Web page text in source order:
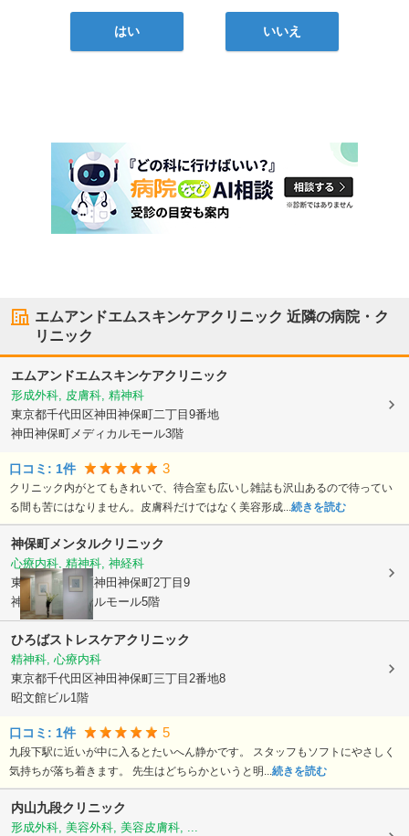
はい いいえ
エムアンドエムスキンケアクリニック 近隣の病院・ク
リニック
エムアンドエムスキンケアクリニック
形成外科, 皮膚科, 精神科
東京都千代田区神田神保町二丁目9番地
神田神保町メディカルモール3階
口コミ: 1件 3
クリニック内がとてもきれいで、待合室も広いし雑誌も沢山あるので待ってい
る間も苦にはなりません。皮膚科だけではなく美容形成...続きを読む
神保町メンタルクリニック
心療内科, 精神科, 神経科
東京都千代田区 神田神保町2丁目9
神保町メディカルモール5階
ひろばストレスケアクリニック
精神科, 心療内科
東京都千代田区神田神保町三丁目2番地8
昭文館ビル1階
口コミ: 1件 5
九段下駅に近いが中に入るとたいへん静かです。 スタッフもソフトにやさしく
気持ちが落ち着きます。 先生はどちらかというと明...続きを読む
内山九段クリニック
形成外科, 美容外科, 美容皮膚科, ...